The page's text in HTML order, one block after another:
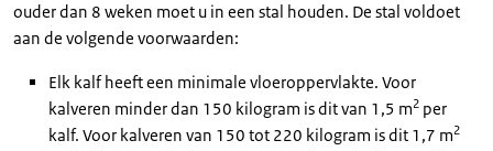
ouder dan 8 weken moet u in een stal houden. De stal voldoet
aan de volgende voorwaarden:
Elk kalf heeft een minimale vloeroppervlakte. Voor
kalveren minder dan 150 kilogram is dit van 1,5 m2 per
kalf. Voor kalveren van 150 tot 220 kilogram is dit 1,7 m2